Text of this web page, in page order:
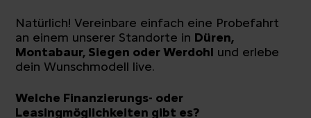
Natürlich! Vereinbare einfach eine Probefahrt
an einem unserer Standorte in Düren,
Montabaur, Siegen oderWerdohl und erlebe
dein Wunschmodell live.
Welche Finanzierungs- oder
Leasingmöglichkeiten gibt es?